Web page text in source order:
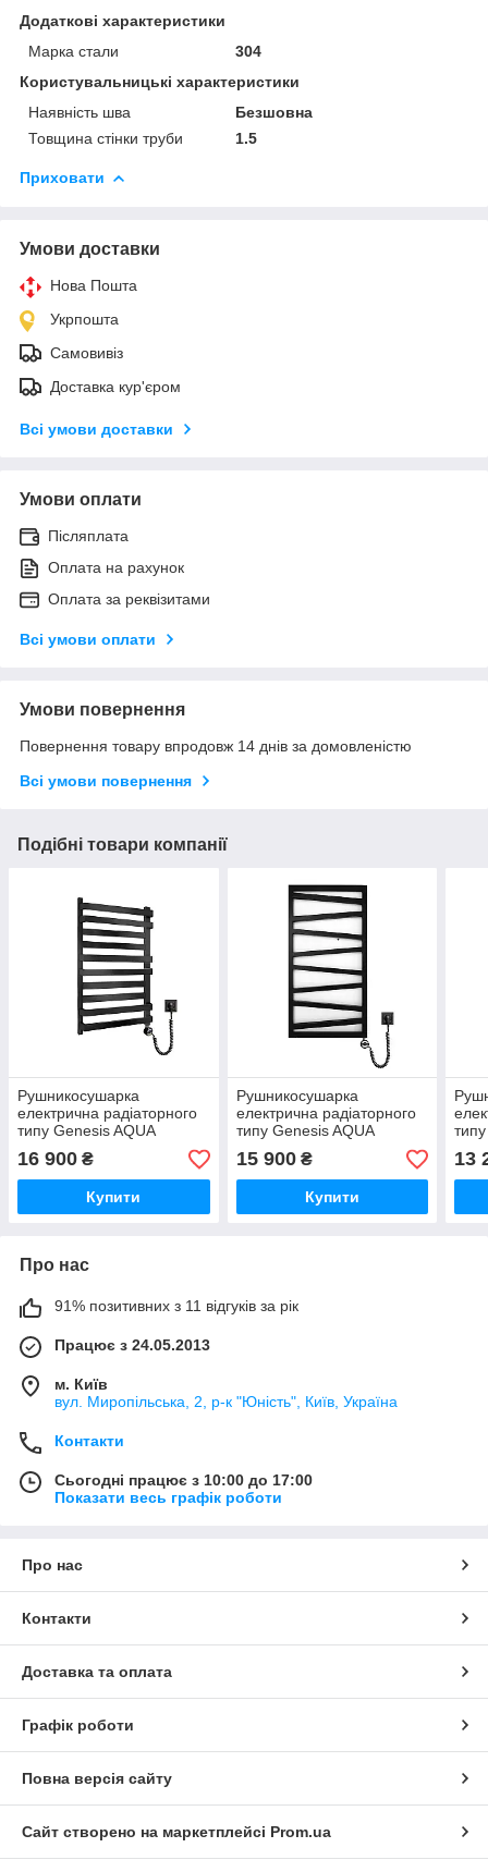
Додаткові характеристики
Марка стали
304
Користувальницькі характеристики
Наявність шва
Безшовна
Товщина стінки труби
1.5
Приховати
Умови доставки
Нова Пошта
Укрпошта
Самовивіз
Доставка кур'єром
Всі умови доставки
Умови оплати
Післяплата
Оплата на рахунок
Оплата за реквізитами
Всі умови оплати
Умови повернення
Повернення товару впродовж 14 днів за домовленістю
Всі умови повернення
Подібні товари компанії
Рушникосушарка
електрична радіаторного
типу Genesis AQUA
800х530x30 Santa з теном
для обігріву приміщень,
права, чорна, гарантія
16 900 ₴
Купити
Рушникосушарка
електрична радіаторного
типу Genesis AQUA
1000х530х30 Genesis з
теном для обігріву
приміщень права, чорна,
15 900₴
Купити
13
Про нас
91% позитивних з 11 відгуків за рік
Працює з 24.05.2013
м. Київ
вул. Миропільська, 2, р-к "Юність", Київ, Україна
Контакти
Сьогодні працює з 10:00 до 17:00
Показати весь графік роботи
Про нас
Контакти
Доставка та оплата
Графік роботи
Повна версія сайту
Сайт створено на маркетплейсі Prom.ua